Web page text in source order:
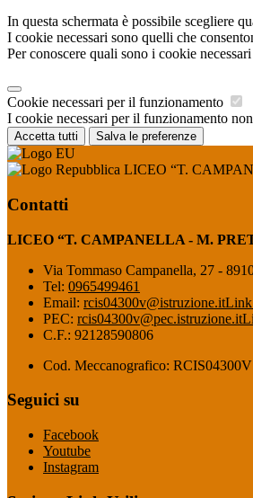
In questa schermata è possibile scegliere
I cookie necessari sono quelli che
Per conoscere quali sono i cookie
Cookie necessari per il funzionamento
I cookie necessari per il funzionamento
Accetta tutti Salva le preferenze
LICEO “T.
Contatti
LICEO “T. CAMPANELLA - M.
Via Tommaso Campanella, 27 -
Tel: 0965499461
Email: rcis04300v@istruzione.itLink
PEC: rcis04300v@pec.istruzione.it
C.F.: 92128590806
Cod. Meccanografico:
Seguici su
Facebook
Youtube
Instagram